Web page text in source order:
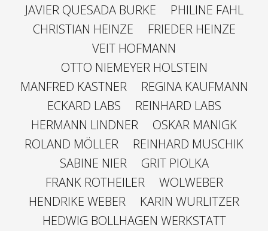
JAVIER QUESADA BURKE
PHILINE FAHL
CHRISTIAN HEINZE
FRIEDER HEINZE
VEIT HOFMANN
OTTO NIEMEYER HOLSTEIN
MANFRED KASTNER
REGINA KAUFMANN
ECKARD LABS
REINHARD LABS
HERMANN LINDNER
OSKAR MANIGK
ROLAND MÖLLER
REINHARD MUSCHIK
SABINE NIER
GRIT PIOLKA
FRANK ROTHEILER
WOLWEBER
HENDRIKE WEBER
KARIN WURLITZER
HEDWIG BOLLHAGEN WERKSTATT